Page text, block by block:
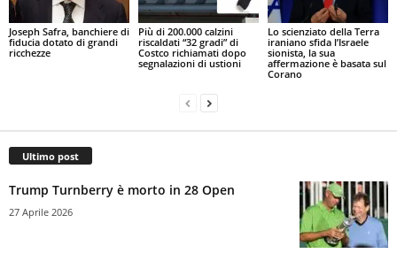
Joseph Safra, banchiere di
fiducia dotato di grandi
ricchezze
Più di 200.000 calzini
riscaldati “32 gradi” di
Costco richiamati dopo
segnalazioni di ustioni
Lo scienziato della Terra
iraniano sfida l’Israele
sionista, la sua
affermazione è basata sul
Corano
Ultimo post
Trump Turnberry è morto in 28 Open
27 Aprile 2026